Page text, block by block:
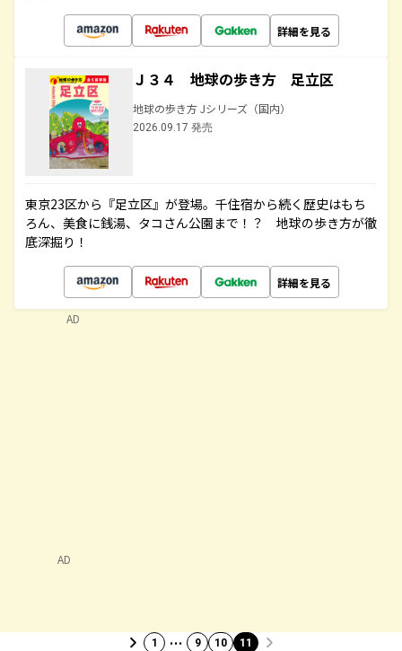
詳細を見る
Ｊ３４ 地球の歩き方 足立区
地球の歩き方 Jシリーズ（国内）
2026.09.17 発売
東京23区から『足立区』が登場。千住宿から続く歴史はもち
ろん、美食に銭湯、タコさん公園まで！？ 地球の歩き方が徹
底深掘り！
詳細を見る
AD
1 … 9 10 11
AD